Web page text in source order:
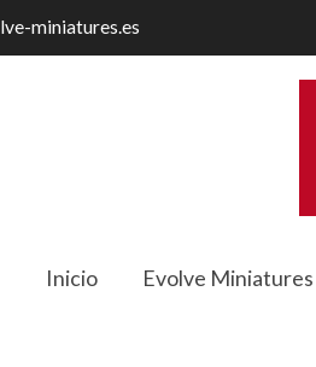
miniatures.es
Inicio Evolve Miniatures